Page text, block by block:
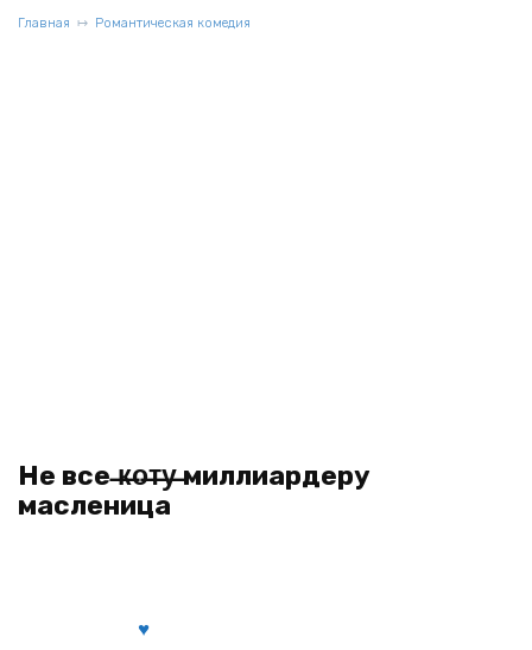
Главная Романтическая комедия
Не все ̶к̶о̶т̶у̶ миллиардеру
масленица